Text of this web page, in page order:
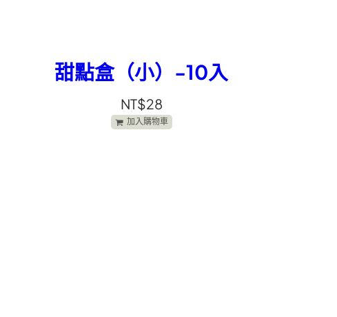
甜點盒（小）-10入
NT$28
加入購物車